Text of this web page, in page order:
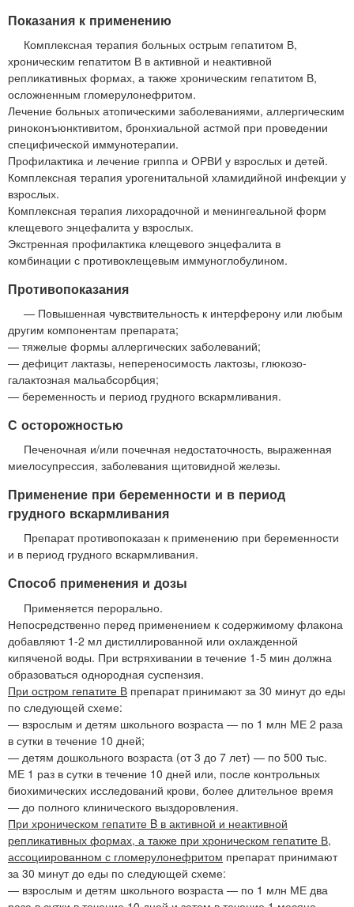
Показания к применению
Комплексная терапия больных острым гепатитом В,
хроническим гепатитом В в активной и неактивной
репликативных формах, а также хроническим гепатитом В,
осложненным гломерулонефритом.
Лечение больных атопическими заболеваниями, аллергическим
риноконъюнктивитом, бронхиальной астмой при проведении
специфической иммунотерапии.
Профилактика и лечение гриппа и ОРВИ у взрослых и детей.
Комплексная терапия урогенитальной хламидийной инфекции у
взрослых.
Комплексная терапия лихорадочной и менингеальной форм
клещевого энцефалита у взрослых.
Экстренная профилактика клещевого энцефалита в
комбинации с противоклещевым иммуноглобулином.
Противопоказания
— Повышенная чувствительность к интерферону или любым
другим компонентам препарата;
— тяжелые формы аллергических заболеваний;
— дефицит лактазы, непереносимость лактозы, глюкозо-
галактозная мальабсорбция;
— беременность и период грудного вскармливания.
С осторожностью
Печеночная и/или почечная недостаточность, выраженная
миелосупрессия, заболевания щитовидной железы.
Применение при беременности и в период
грудного вскармливания
Препарат противопоказан к применению при беременности
и в период грудного вскармливания.
Способ применения и дозы
Применяется перорально.
Непосредственно перед применением к содержимому флакона
добавляют 1-2 мл дистиллированной или охлажденной
кипяченой воды. При встряхивании в течение 1-5 мин должна
образоваться однородная суспензия.
При остром гепатите В препарат принимают за 30 минут до еды
по следующей схеме:
— взрослым и детям школьного возраста — по 1 млн МЕ 2 раза
в сутки в течение 10 дней;
— детям дошкольного возраста (от 3 до 7 лет) — по 500 тыс.
МЕ 1 раз в сутки в течение 10 дней или, после контрольных
биохимических исследований крови, более длительное время
— до полного клинического выздоровления.
При хроническом гепатите B в активной и неактивной
репликативных формах, а также при хроническом гепатите В,
ассоциированном с гломерулонефритом препарат принимают
за 30 минут до еды по следующей схеме:
— взрослым и детям школьного возраста — по 1 млн МЕ два